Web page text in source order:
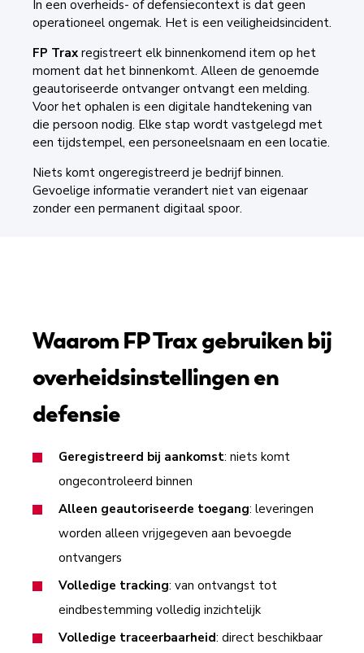
In een overheids- of defensiecontext is dat geen
operationeel ongemak. Het is een veiligheidsincident.
FP Trax registreert elk binnenkomend item op het
moment dat het binnenkomt. Alleen de genoemde
geautoriseerde ontvanger ontvangt een melding.
Voor het ophalen is een digitale handtekening van
die persoon nodig. Elke stap wordt vastgelegd met
een tijdstempel, een personeelsnaam en een locatie.
Niets komt ongeregistreerd je bedrijf binnen.
Gevoelige informatie verandert niet van eigenaar
zonder een permanent digitaal spoor.
Waarom FP Trax gebruiken bij
overheidsinstellingen en
defensie
Geregistreerd bij aankomst: niets komt
ongecontroleerd binnen
Alleen geautoriseerde toegang: leveringen
worden alleen vrijgegeven aan bevoegde
ontvangers
Volledige tracking: van ontvangst tot
eindbestemming volledig inzichtelijk
Volledige traceerbaarheid: direct beschikbaar